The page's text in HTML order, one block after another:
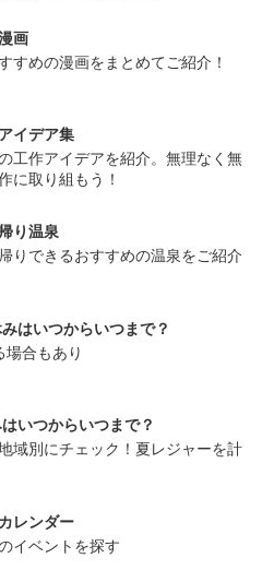
画
すめの漫画をまとめてご紹介！
イデア集
工作アイデアを紹介。無理なく無
に取り組もう！
り温泉
りできるおすすめの温泉をご紹介
はいつからいつまで？
合もあり
いつからいつまで？
域別にチェック！夏レジャーを計
レンダー
イベントを探す